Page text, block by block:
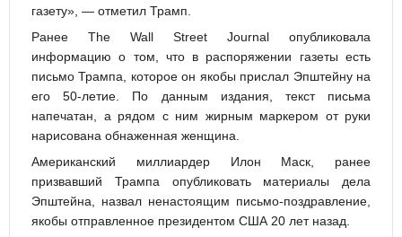
газету», — отметил Трамп.
Ранее The Wall Street Journal опубликовала
информацию о том, что в распоряжении газеты есть
письмо Трампа, которое он якобы прислал Эпштейну на
его 50-летие. По данным издания, текст письма
напечатан, а рядом с ним жирным маркером от руки
нарисована обнаженная женщина.
Американский миллиардер Илон Маск, ранее
призвавший Трампа опубликовать материалы дела
Эпштейна, назвал ненастоящим письмо-поздравление,
якобы отправленное президентом США 20 лет назад.